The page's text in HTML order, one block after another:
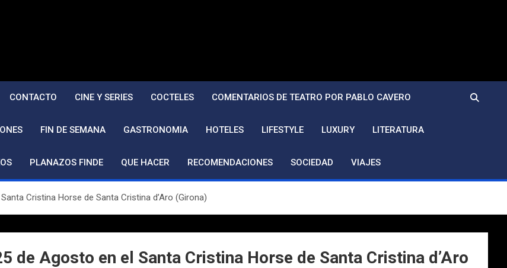
CONTACTO CINE Y SERIES COCTELES COMENTARIOS DE TEATRO POR PABLO CAVERO
FIN DE SEMANA GASTRONOMIA HOTELES LIFESTYLE LUXURY LITERATURA
PLANAZOS FINDE QUE HACER RECOMENDACIONES SOCIEDAD VIAJES
Cristina Horse de Santa Cristina d’Aro (Girona)
de Agosto en el Santa Cristina Horse de Santa Cristina d’Aro